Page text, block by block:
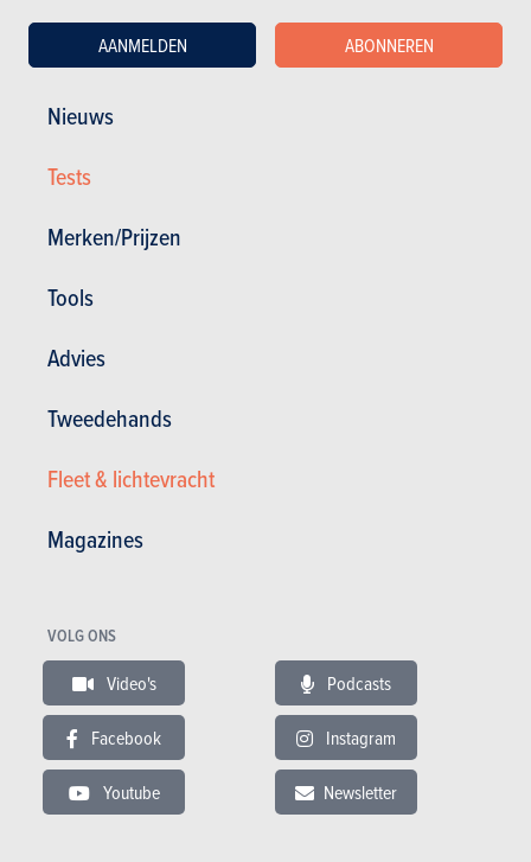
Nieuws
Tests
Merken/Prijzen
Tools
Advies
Tweedehands
Fleet & lichtevracht
Magazines
AANMELDEN ABONNEREN
VOLG ONS
Video's Podcasts
Facebook Instagram
Youtube Newsletter
C5 Aircross heeft vooral te lijden onder een inconsistente
stuurinrichting en een weinig informatief rempedaal, zoals vaak het
geval is met zogeheten regeneratieve remsystemen.
Moduleerbaarheid en zitcomfort
Ophanging van de bovenste plank
7,4 kW-lader en -kabel niet standaard (300 euro)
Remgevoel
In dit artikel :Citroën,Citroën C5 aircross
GESCHREVEN DOOR OLIVIER DUQUESNE OP18-11-2020